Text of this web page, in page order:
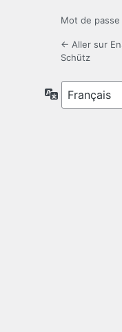
Mot de passe
← Aller sur
Schütz
Langue